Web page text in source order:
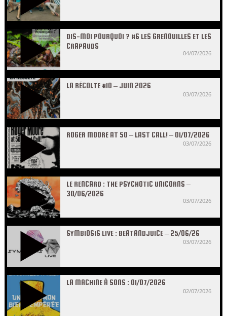
DIS-MOI POURQUOI ? #6 LES GRENOUILLES ET LES
CRAPAUDS
04/07/2026
LA RÉCOLTE #10 – JUIN 2026
03/07/2026
ROGER MOORE AT 50 – LAST CALL! – 01/07/2026
03/07/2026
LE RENCARD : THE PSYCHOTIC UNICORNS –
30/06/2026
03/07/2026
SYMBIOSIS LIVE : BEATANDJUICE – 25/06/26
03/07/2026
LA MACHINE À SONS : 01/07/2026
02/07/2026